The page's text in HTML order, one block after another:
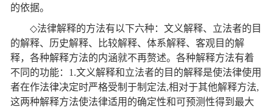
的依据。
◇法律解释的方法有以下六种：文义解释、立法者的目
的解释、历史解释、比较解释、体系解释、客观目的解
释，各种解释方法的内涵就不再赘述。各种解释方法有着
不同的功能： 1.文义解释和立法者的目的解释是使法律使用
者在作法律决定时严格受制于制定法,相对于其他解释方法,
这两种解释方法使法律适用的确定性和可预测性得到最大